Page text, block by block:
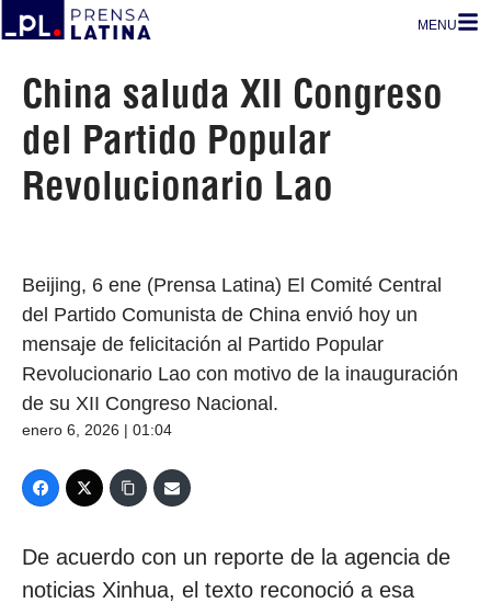
MENU
China saluda XII Congreso
del Partido Popular
Revolucionario Lao
Beijing, 6 ene (Prensa Latina) El Comité Central
del Partido Comunista de China envió hoy un
mensaje de felicitación al Partido Popular
Revolucionario Lao con motivo de la inauguración
de su XII Congreso Nacional.
enero 6, 2026 | 01:04
De acuerdo con un reporte de la agencia de
noticias Xinhua, el texto reconoció a esa